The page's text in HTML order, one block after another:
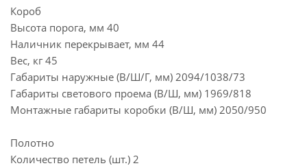
Короб
Высота порога, мм 40
Наличник перекрывает, мм 44
Вес, кг 45
Габариты наружные (В/Ш/Г, мм) 2094/1038/73
Габариты светового проема (В/Ш, мм) 1969/818
Монтажные габариты коробки (В/Ш, мм) 2050/950
Полотно
Количество петель (шт.) 2